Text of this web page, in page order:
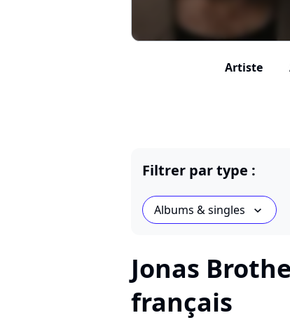
Artiste
Filtrer par type :
Albums & singles chevron_bot
Jonas
français